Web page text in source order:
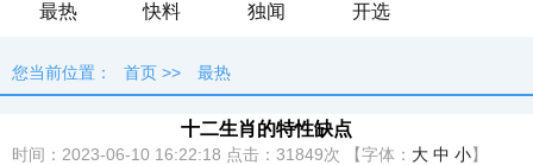
最热
快料 独闻 开选
您当前位置： 首页 >> 最热
十二生肖的特性缺点
时间：2023-06-10 16:22:18 点击： 31849次 【字体： 大 中 小】